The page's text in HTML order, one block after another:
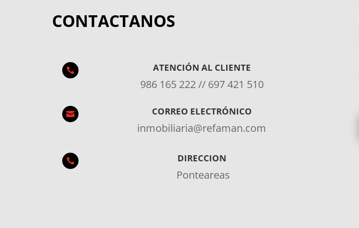
CONTACTANOS
 ATENCIÓN AL CLIENTE
986 165 222 // 697 421 510
 CORREO ELECTRÓNICO
inmobiliaria@refaman.com
 DIRECCION
Ponteareas